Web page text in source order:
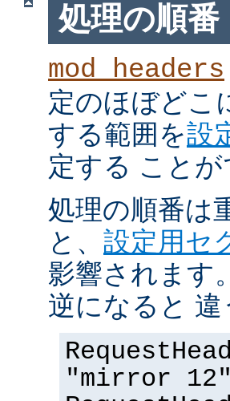
処理の順番
mod_headers
定のほぼどこ
する範囲を設
定する こと
処理の順番は
と、 設定用セ
影響されます
逆になると
"mirror 12"